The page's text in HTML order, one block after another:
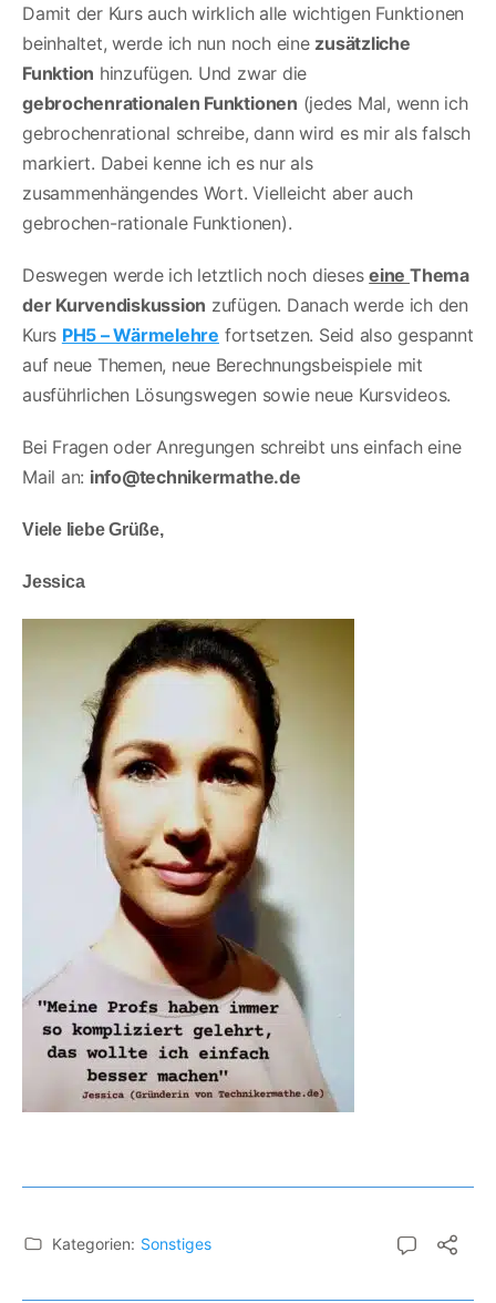
Damit der Kurs auch wirklich alle wichtigen Funktionen
beinhaltet, werde ich nun noch eine zusätzliche
Funktion hinzufügen. Und zwar die
gebrochenrationalen Funktionen (jedes Mal, wenn ich
gebrochenrational schreibe, dann wird es mir als falsch
markiert. Dabei kenne ich es nur als
zusammenhängendes Wort. Vielleicht aber auch
gebrochen-rationale Funktionen).
Deswegen werde ich letztlich noch dieseseine Thema
der Kurvendiskussion zufügen. Danach werde ich den
Kurs PH5 – Wärmelehre fortsetzen. Seid also gespannt
auf neue Themen, neue Berechnungsbeispiele mit
ausführlichen Lösungswegen sowie neue Kursvideos.
Bei Fragen oder Anregungen schreibt uns einfach eine
Mail an: info@technikermathe.de
Viele liebe Grüße,
Jessica
Kategorien: Sonstiges